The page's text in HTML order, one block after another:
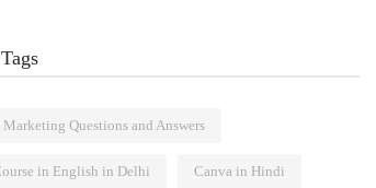
Questions and Answers
in English in Delhi Canva in Hindi